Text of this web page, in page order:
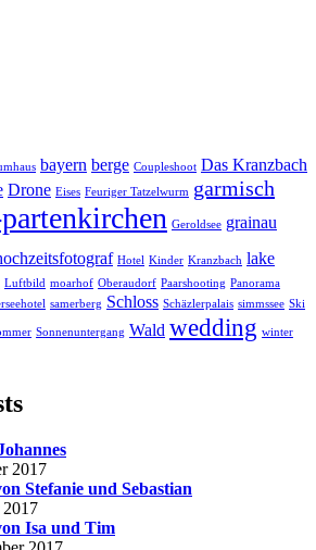
bayern berge Coupleshoot Das Kranzbach
Drone Eises Feuriger Tatzelwurm garmisch
Geroldsee grainau
Hotel Kinder Kranzbach lake
Luftbild moarhof Oberaudorf Paarshooting Panorama
samerberg Schloss Schäzlerpalais simmssee Ski
Sonnenuntergang Wald wedding winter
2017
Stefanie und Sebastian
Isa und Tim